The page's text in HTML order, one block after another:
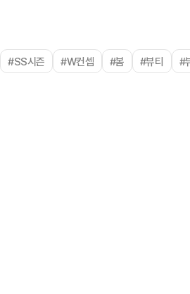
#SS시즌 #W컨셉 #봄 #뷰티 #